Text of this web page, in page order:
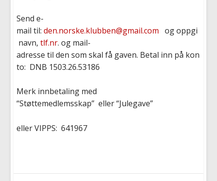
Send e-
mailtil:den.norske.klubben@gmail.com ogoppgi
navn,tlf.nr.og mail-
adresse til densom skal få gaven. Betal inn på kon
to: DNB 1503.26.53186
Merk innbetaling med
“Støttemedlemsskap”eller“Julegave”
eller VIPPS:641967